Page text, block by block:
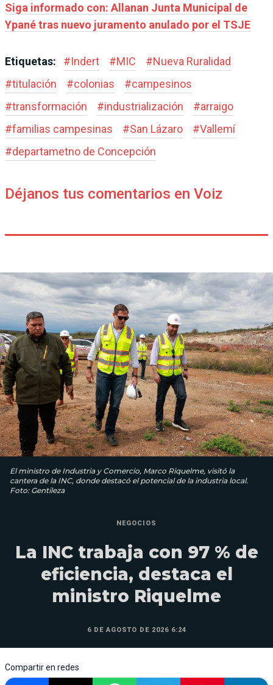
Siga informado con: Allanan Junta Municipal de
Ypané tras nuevo juramento anulado por el TSJE
Etiquetas: #Indert #MIC #Nueva Ruralidad
#titulación #colonias #campesinos
#transformación #industrialización #arraigo
#familias campesinas #San Lázaro #Vallemí
#departametno de Concepción
Déjanos tus comentarios en Voiz
El ministro de Industria y Comercio, Marco Riquelme, visitó la
cantera de la INC, donde destacó el potencial de la industria local.
Foto: Gentileza
NEGOCIOS
La INC trabaja con 97 % de
eficiencia, destaca el
ministro Riquelme
6 DE AGOSTO DE 2026 6:24
Compartir en redes